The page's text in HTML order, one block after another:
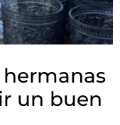
hermanas
un buen